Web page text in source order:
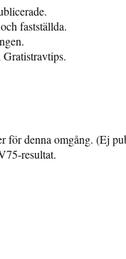
fastställda.
för denna omgång. (Ej
resultat.